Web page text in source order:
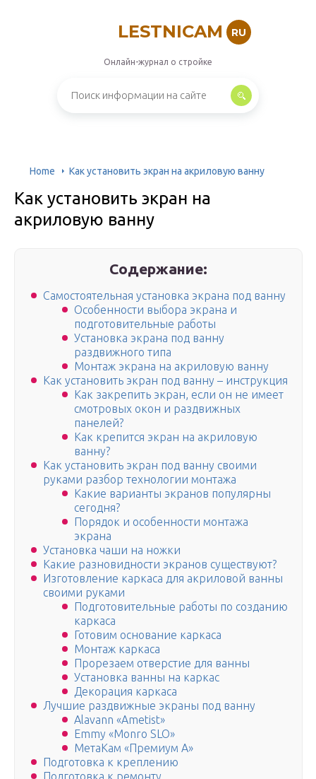
LESTNICAM RU
Онлайн-журнал о стройке
Home Как установить экран на акриловую ванну
Как установить экран на
акриловую ванну
Содержание:
Самостоятельная установка экрана под ванну
Особенности выбора экрана и
подготовительные работы
Установка экрана под ванну
раздвижного типа
Монтаж экрана на акриловую ванну
Как установить экран под ванну – инструкция
Как закрепить экран, если он не имеет
смотровых окон и раздвижных
панелей?
Как крепится экран на акриловую
ванну?
Как установить экран под ванну своими
руками разбор технологии монтажа
Какие варианты экранов популярны
сегодня?
Порядок и особенности монтажа
экрана
Установка чаши на ножки
Какие разновидности экранов существуют?
Изготовление каркаса для акриловой ванны
своими руками
Подготовительные работы по созданию
каркаса
Готовим основание каркаса
Монтаж каркаса
Прорезаем отверстие для ванны
Установка ванны на каркас
Декорация каркаса
Лучшие раздвижные экраны под ванну
Alavann «Ametist»
Emmy «Monro SLO»
МетаКам «Премиум А»
Подготовка к креплению
Подготовка к ремонту